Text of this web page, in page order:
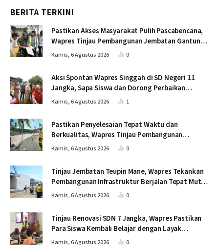
BERITA TERKINI
Pastikan Akses Masyarakat Pulih Pascabencana,
Wapres Tinjau Pembangunan Jembatan Gantung
Kendawi
Kamis, 6 Agustus 2026 0
Aksi Spontan Wapres Singgah di SD Negeri 11
Jangka, Sapa Siswa dan Dorong Perbaikan
Sekolah
Kamis, 6 Agustus 2026 1
Pastikan Penyelesaian Tepat Waktu dan
Berkualitas, Wapres Tinjau Pembangunan
Jembatan Lumut
Kamis, 6 Agustus 2026 0
Tinjau Jembatan Teupin Mane, Wapres Tekankan
Pembangunan Infrastruktur Berjalan Tepat Mutu
dan Tepat Waktu
Kamis, 6 Agustus 2026 0
Tinjau Renovasi SDN 7 Jangka, Wapres Pastikan
Para Siswa Kembali Belajar dengan Layak
Pascabencana
Kamis, 6 Agustus 2026 0